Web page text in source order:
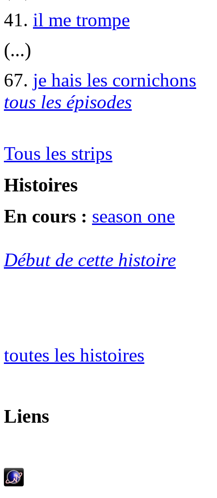
41. il me trompe
(...)
67. je hais les cornichons
tous les épisodes
Tous les strips
Histoires
En cours : season one
Début de cette histoire
toutes les histoires
Liens